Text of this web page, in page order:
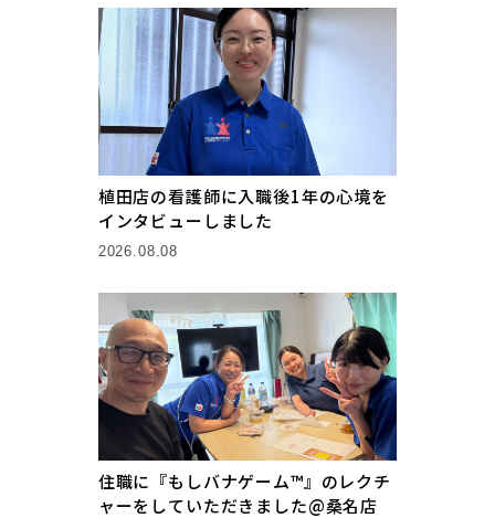
植田店の看護師に入職後1年の心境を
インタビューしました
2026.08.08
住職に『もしバナゲーム™』のレクチ
ャーをしていただきました@桑名店